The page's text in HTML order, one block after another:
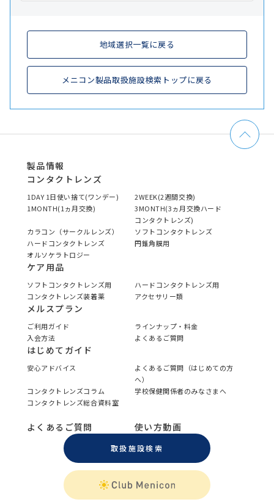
地域選択一覧に戻る
メニコン製品取扱施設検索トップに戻る
製品情報
コンタクトレンズ
1DAY 1日使い捨て(ワンデー)
2WEEK(2週間交換)
1MONTH(1ヵ月交換)
3MONTH(3ヵ月交換ハード
コンタクトレンズ)
カラコン（サークルレンズ）
ソフトコンタクトレンズ
ハードコンタクトレンズ
円錐角膜用
オルソケラトロジー
ケア用品
ソフトコンタクトレンズ用
ハードコンタクトレンズ用
コンタクトレンズ装着薬
アクセサリー類
メルスプラン
ご利用ガイド
ラインナップ・料金
入会方法
よくあるご質問
はじめてガイド
安心アドバイス
よくあるご質問（はじめての方
へ）
コンタクトレンズコラム
学校保健関係者のみなさまへ
コンタクトレンズ総合資料室
よくあるご質問 使い方動画
取扱施設検索